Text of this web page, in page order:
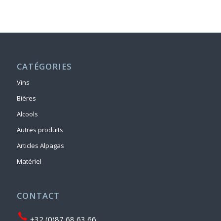
CATÉGORIES
Vins
Bières
Alcools
Autres produits
Articles Alpagas
Matériel
CONTACT
+32 (0)87 68 63 66